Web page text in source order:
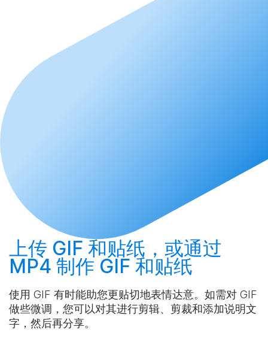
上传 GIF 和贴纸，或通过
MP4 制作 GIF 和贴纸
使用 GIF 有时能助您更贴切地表情达意。如需对 GIF
做些微调，您可以对其进行剪辑、剪裁和添加说明文
字，然后再分享。